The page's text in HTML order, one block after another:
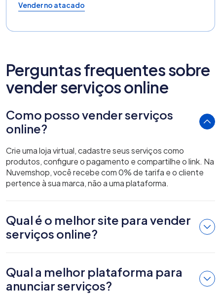
Vender no atacado
Perguntas frequentes sobre
vender serviços online
Como posso vender serviços
online?
Crie uma loja virtual, cadastre seus serviços como
produtos, configure o pagamento e compartilhe o link. Na
Nuvemshop, você recebe com 0% de tarifa e o cliente
pertence à sua marca, não a uma plataforma.
Qual é o melhor site para vender
serviços online?
Qual a melhor plataforma para
anunciar serviços?